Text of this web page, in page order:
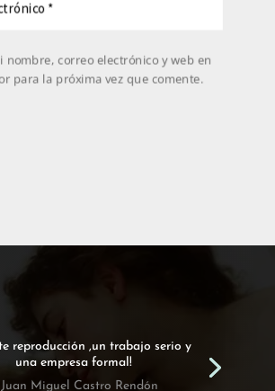
nombre, correo electrónico y web en
para la próxima vez que comente.
reproducción ,un trabajo serio y
una empresa formal!
Miguel Castro Rendón